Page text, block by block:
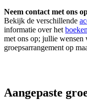
Neem contact met ons
Bekijk de verschillende
informatie over het
met ons op; jullie wensen
groepsarrangement op
Aangepaste